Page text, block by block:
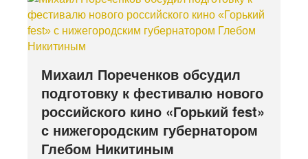
Михаил Пореченков обсудил
подготовку к фестивалю нового
российского кино «Горький fest»
с нижегородским губернатором
Глебом Никитиным